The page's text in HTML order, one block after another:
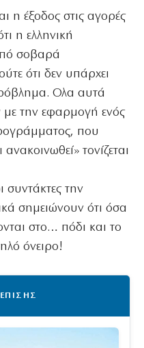
η έξοδος στις αγορές
η ελληνική
σοβαρά
ότι δεν υπάρχει
Ολα αυτά
με την εφαρμογή ενός
που
τονίζεται
συντάκτες την
σημειώνουν ότι όσα
στο… πόδι και το
όνειρο!